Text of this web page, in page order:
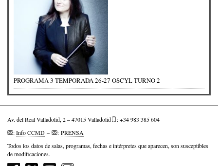
PROGRAMA 3 TEMPORADA 26-27 OSCYL TURNO 2
Av. del Real Valladolid, 2 – 47015 Valladolid
: +34 983 385 604
:Info CCMD – : PRENSA
Todos los datos de salas, programas, fechas e intérpretes que aparecen, son susceptibles
de modificaciones.